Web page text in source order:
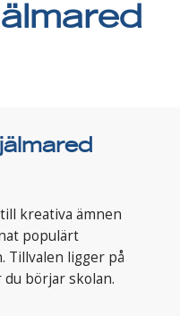
kreativa ämnen
populärt
Tillvalen ligger på
börjar skolan.